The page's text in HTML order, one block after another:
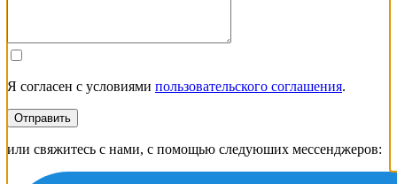
Я согласен с условиями пользовательского соглашения.
Отправить
или свяжитесь с нами, с помощью следуюших мессенджеров: